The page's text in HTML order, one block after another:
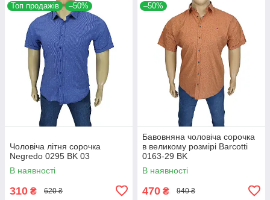
Топ продажів –50%
Чоловіча літня сорочка
Negredo 0295 BK 03
В наявності
310 ₴ 620 ₴
–50%
Бавовняна чоловіча сорочка
в великому розмірі Barcotti
0163-29 BK
В наявності
470 ₴ 940 ₴